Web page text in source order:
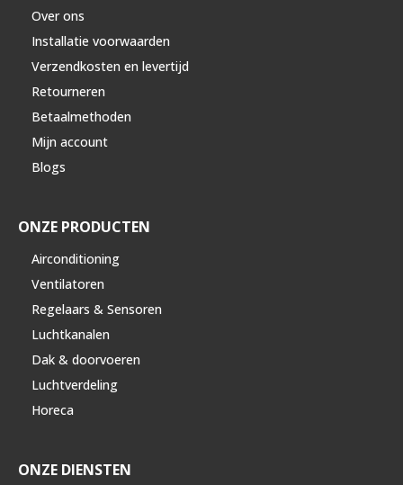
Over ons
Installatie voorwaarden
Verzendkosten en levertijd
Retourneren
Betaalmethoden
Mijn account
Blogs
ONZE PRODUCTEN
Airconditioning
Ventilatoren
Regelaars & Sensoren
Luchtkanalen
Dak & doorvoeren
Luchtverdeling
Horeca
ONZE DIENSTEN